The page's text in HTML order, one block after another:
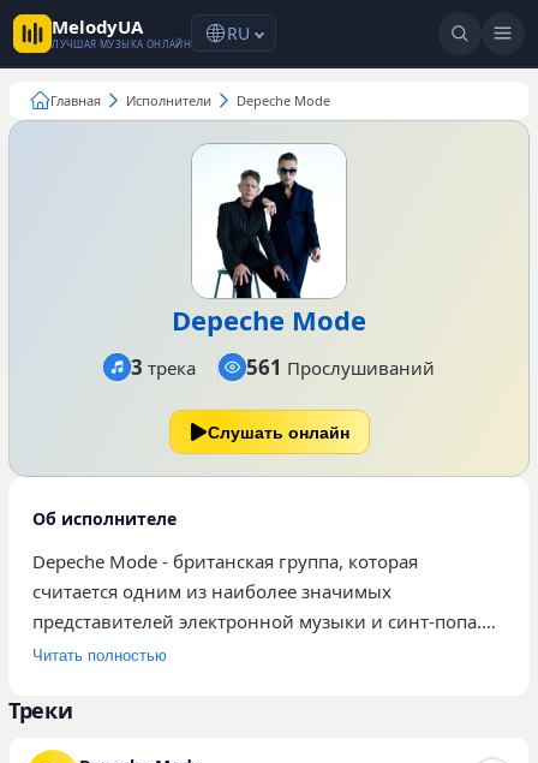
MelodyUA
ЛУЧШАЯ МУЗЫКА ОНЛАЙН RU
Главная Исполнители Depeche Mode
Depeche Mode
3 трека 561 Прослушиваний
Слушать онлайн
Об исполнителе
Depeche Mode - британская группа, которая
считается одним из наиболее значимых
представителей электронной музыки и синт-попа.
Их звучание характеризуется использованием
танцевальными ритмами, а также постоянными
Читать полностью
Треки